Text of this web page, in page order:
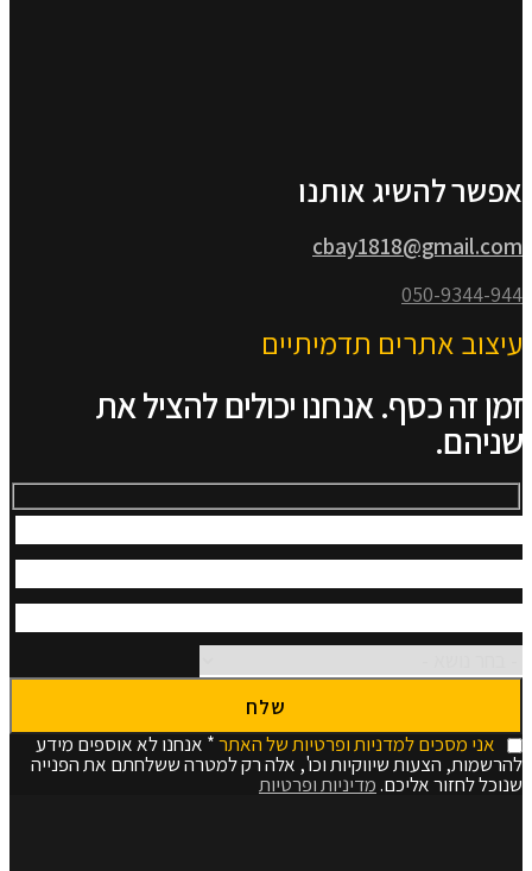
אפשר להשיג אותנו
cbay1818@gmail.com
050-9344-944
עיצוב אתרים תדמיתיים
זמן זה כסף. אנחנו יכולים להציל את
שניהם.
אני מסכים למדניות ופרטיות של האתר* אנחנו לא אוספים מידע
להרשמות, הצעות שיווקיות וכו', אלה רק למטרה ששלחתם את הפנייה
שנוכל לחזור אליכם.מדיניות ופרטיות